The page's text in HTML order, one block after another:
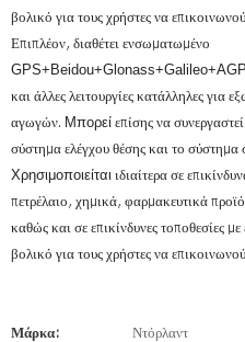
βολικό για τους χρήστες να
Επιπλέον, διαθέτει ενσωματωμένο
και άλλες λειτουργίες κατάλληλες για
αγωγών. Μπορεί επίσης να
σύστημα ελέγχου θέσης και το
Χρησιμοποιείται ιδιαίτερα σε
πετρέλαιο, χημικά, φαρμακευτικά
καθώς και σε επικίνδυνες τοποθεσίες
βολικό για τους χρήστες να
Μάρκα: Ντόρλαντ